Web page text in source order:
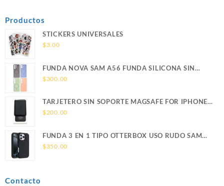
Productos
STICKERS UNIVERSALES
$3.00
FUNDA NOVA SAM A56 FUNDA SILICONA SIN
SOPORTE MAGNETICO SAMSUNG
$300.00
TARJETERO SIN SOPORTE MAGSAFE FOR IPHONE
LEATHER WALLET MAGSAFE
$200.00
FUNDA 3 EN 1 TIPO OTTERBOX USO RUDO SAM
S26 ULTRA SAMSUNG S26 ULTRA
$350.00
Contacto